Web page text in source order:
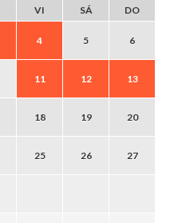
VI SÁ DO
4 5 6
11 12 13
18 19 20
25 26 27